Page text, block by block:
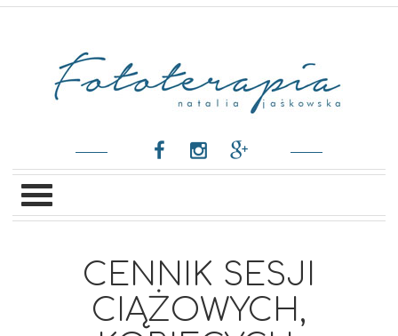
CENNIK SESJI
CIĄŻOWYCH,